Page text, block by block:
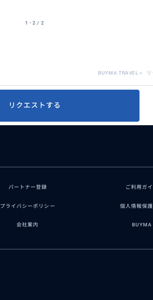
1 - 2 / 2
BUYMA TRAVEL >
リクエストする
パートナー登録 ご利用ガイ
プライバシーポリシー 個人情報保
会社案内 BUYMA